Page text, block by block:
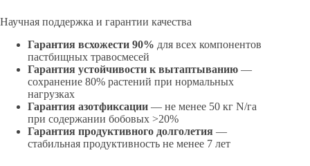
Научная поддержка и гарантии качества
Гарантия всхожести 90% для всех компонентов
пастбищных травосмесей
Гарантия устойчивости к вытаптыванию —
сохранение 80% растений при нормальных
нагрузках
Гарантия азотфиксации — не менее 50 кг N/га
при содержании бобовых >20%
Гарантия продуктивного долголетия —
стабильная продуктивность не менее 7 лет